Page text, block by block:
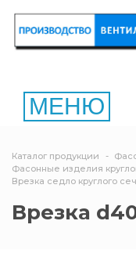
МЕНЮ
Каталог продукции
Фасонные изделия
Врезка седло круглого
Врезка